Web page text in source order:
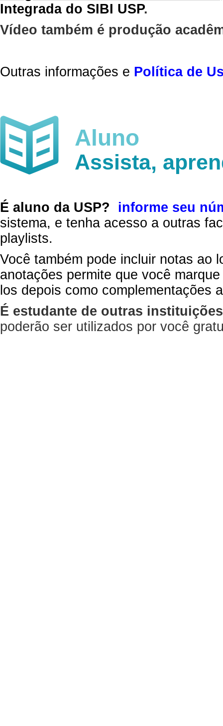
Integrada do SIBI USP.
Vídeo também é produção
Outras informações e Política de
Aluno
Assista,
É aluno da USP?
informe seu
sistema, e tenha acesso a outras
playlists.
Você também pode incluir notas ao
anotações permite que você
los depois como complementações
É estudante de outras
poderão ser utilizados por você